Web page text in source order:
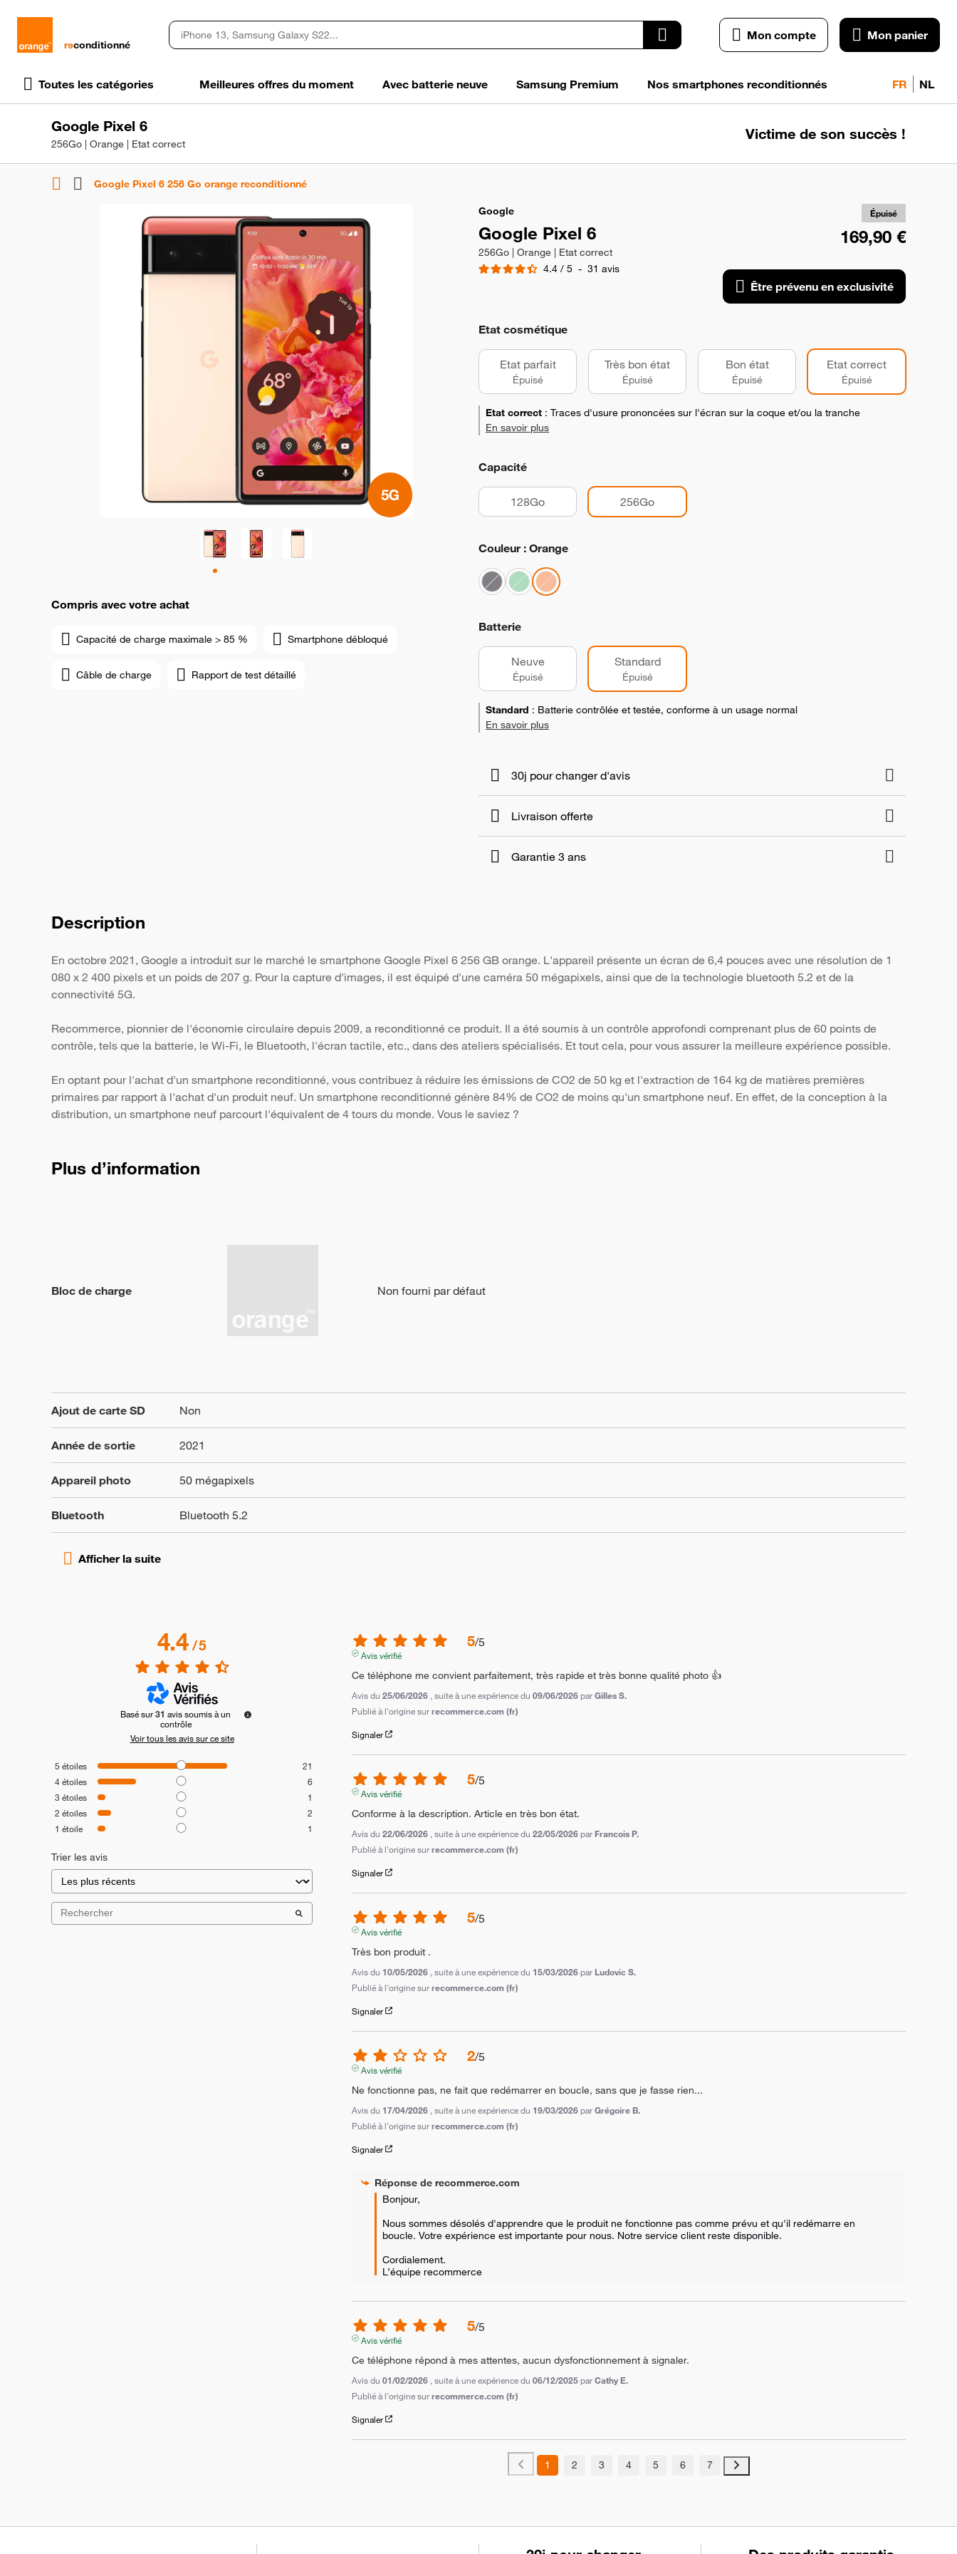
rɘconditionné
Mon compte Mon panier
Toutes les catégories Meilleures offres du moment Avec batterie neuve Samsung Premium Nos smartphones reconditionnés FR NL
Google Pixel 6
256Go | Orange | Etat correct
Victime de son succès !
Google Pixel 6 256 Go orange reconditionné
Google
Google Pixel 6
256Go | Orange | Etat correct
4.4 / 5 - 31 avis
Épuisé
Compris avec votre achat
Capacité de charge maximale > 85 % Smartphone débloqué
Câble de charge Rapport de test détaillé
169,90 €
Être prévenu en exclusivité
Etat cosmétique
Etat parfait
Épuisé
Très bon état
Épuisé
Bon état
Épuisé
Etat correct
Épuisé
Etat correct : Traces d'usure prononcées sur l'écran sur la coque et/ou la tranche
En savoir plus
Capacité
128Go 256Go
Couleur : Orange
Batterie
Neuve
Épuisé
Standard
Épuisé
Standard : Batterie contrôlée et testée, conforme à un usage normal
En savoir plus
30j pour changer d'avis
Livraison offerte
Garantie 3 ans
Description
En octobre 2021, Google a introduit sur le marché le smartphone Google Pixel 6 256 GB orange. L'appareil présente un écran de 6,4 pouces avec une résolution de 1
080 x 2 400 pixels et un poids de 207 g. Pour la capture d'images, il est équipé d'une caméra 50 mégapixels, ainsi que de la technologie bluetooth 5.2 et de la
connectivité 5G.
Recommerce, pionnier de l'économie circulaire depuis 2009, a reconditionné ce produit. Il a été soumis à un contrôle approfondi comprenant plus de 60 points de
contrôle, tels que la batterie, le Wi-Fi, le Bluetooth, l'écran tactile, etc., dans des ateliers spécialisés. Et tout cela, pour vous assurer la meilleure expérience possible.
En optant pour l'achat d'un smartphone reconditionné, vous contribuez à réduire les émissions de CO2 de 50 kg et l'extraction de 164 kg de matières premières
primaires par rapport à l'achat d'un produit neuf. Un smartphone reconditionné génère 84% de CO2 de moins qu'un smartphone neuf. En effet, de la conception à la
distribution, un smartphone neuf parcourt l'équivalent de 4 tours du monde. Vous le saviez ?
Plus d’information
Bloc de charge Non fourni par défaut
Ajout de carte SD Non
Année de sortie 2021
Appareil photo 50 mégapixels
Bluetooth Bluetooth 5.2
4.4/5
Basé sur31 avis soumis à un
contrôle
Voir tous les avis sur ce site
5 étoiles
21
4étoiles
6
3 étoiles
1
2 étoiles
2
1 étoile 1
Trier les avis
5/5
Avis vérifié
Ce téléphone me convient parfaitement, très rapide et très bonne qualité photo 👍
Avis du25/06/2026 , suite à une expérience du09/06/2026 parGilles S.
Publié à l'origine surrecommerce.com (fr)
Signaler
5/5
Avis vérifié
Conforme à la description. Article en très bon état.
Avis du22/06/2026 , suite à une expérience du22/05/2026 par Francois P.
Publié à l'origine surrecommerce.com (fr)
Signaler
5/5
Avis vérifié
Très bon produit .
Avis du 10/05/2026 , suite à une expérience du 15/03/2026 par Ludovic S.
Publié à l'origine surrecommerce.com (fr)
Signaler
2/5
Avis vérifié
Ne fonctionne pas, ne fait que redémarrer en boucle, sans que je fasse rien...
Avis du 17/04/2026 , suite à une expérience du 19/03/2026 parGrégoire B.
Publié à l'origine surrecommerce.com (fr)
Signaler
Réponse derecommerce.com
Bonjour,
Nous sommes désolés d'apprendre que le produit ne fonctionne pas comme prévu et qu'il redémarre en
boucle. Votre expérience est importante pour nous. Notre service client reste disponible.
Cordialement.
L’équipe recommerce
5/5
Avis vérifié
Ce téléphone répond à mes attentes, aucun dysfonctionnement à signaler.
Avis du01/02/2026 , suite à une expérience du06/12/2025 parCathy E.
Publié à l'origine surrecommerce.com (fr)
Signaler
1 2 3 4 5 6 7